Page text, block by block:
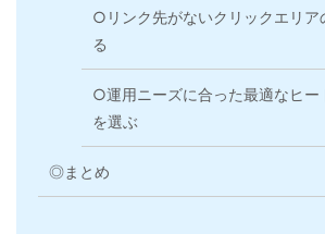
○リンク先がないクリックエリア
る
○運用ニーズに合った最適なヒー
を選ぶ
◎まとめ